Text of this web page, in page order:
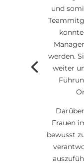
und
werden.
weiter
Frauen
bewusst